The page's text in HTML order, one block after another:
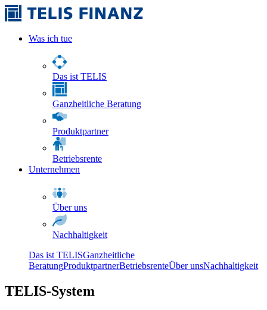
Was ich tue
Das ist TELIS
Ganzheitliche Beratung
Produktpartner
Betriebsrente
Unternehmen
Über uns
Nachhaltigkeit
Das ist TELISGanzheitliche
BeratungProduktpartnerBetriebsrenteÜber unsNachhaltigkeit
TELIS-System